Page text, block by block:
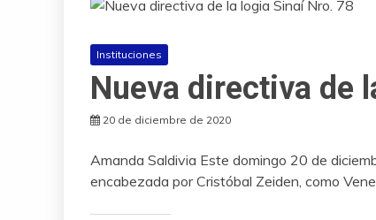
Instituciones
Nueva directiva de
20 de diciembre de 2020
Amanda Saldivia Este domingo 20 de
encabezada por Cristóbal Zeiden, como